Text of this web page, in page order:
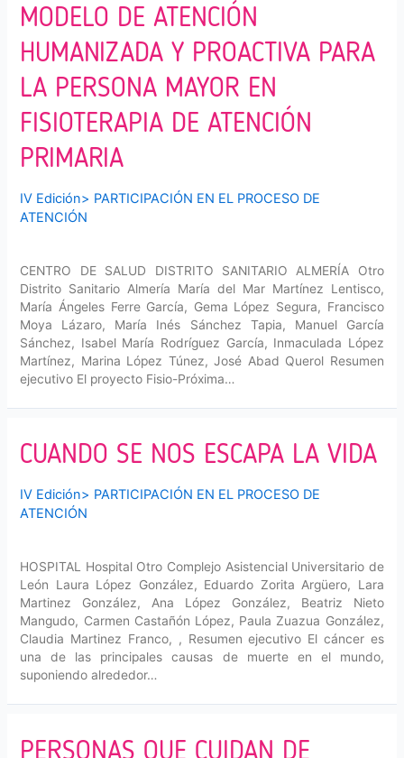
MODELO DE ATENCIÓN
HUMANIZADA Y PROACTIVA PARA
LA PERSONA MAYOR EN
FISIOTERAPIA DE ATENCIÓN
PRIMARIA
IV Edición> PARTICIPACIÓN EN EL PROCESO DE
ATENCIÓN
CENTRO DE SALUD DISTRITO SANITARIO ALMERÍA Otro
Distrito Sanitario Almería María del Mar Martínez Lentisco,
María Ángeles Ferre García, Gema López Segura, Francisco
Moya Lázaro, María Inés Sánchez Tapia, Manuel García
Sánchez, Isabel María Rodríguez García, Inmaculada López
Martínez, Marina López Túnez, José Abad Querol Resumen
ejecutivo El proyecto Fisio-Próxima…
CUANDO SE NOS ESCAPA LA VIDA
IV Edición> PARTICIPACIÓN EN EL PROCESO DE
ATENCIÓN
HOSPITAL Hospital Otro Complejo Asistencial Universitario de
León Laura López González, Eduardo Zorita Argüero, Lara
Martinez González, Ana López González, Beatriz Nieto
Mangudo, Carmen Castañón López, Paula Zuazua González,
Claudia Martinez Franco, , Resumen ejecutivo El cáncer es
una de las principales causas de muerte en el mundo,
suponiendo alrededor…
PERSONAS QUE CUIDAN DE